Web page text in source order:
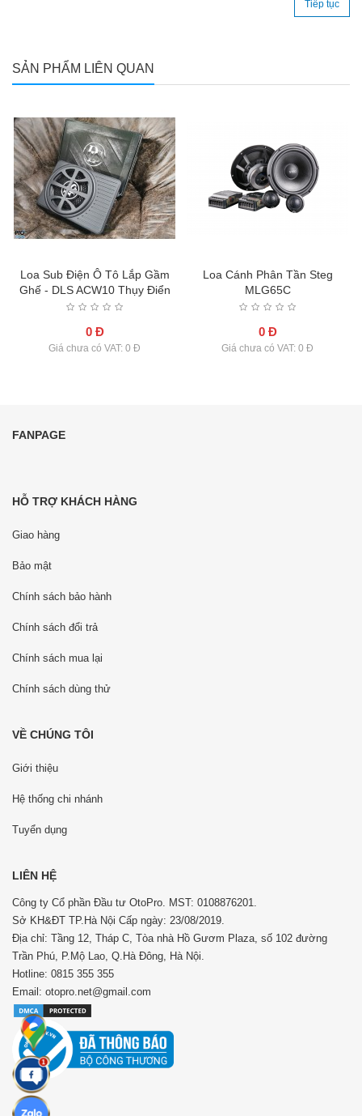
Tiếp tục
SẢN PHẨM LIÊN QUAN
Loa Sub Điện Ô Tô Lắp Gầm
Ghế - DLS ACW10 Thụy Điển
0 Đ
Giá chưa có VAT: 0 Đ
Loa Cánh Phân Tần Steg
MLG65C
0 Đ
Giá chưa có VAT: 0 Đ
FANPAGE
HỖ TRỢ KHÁCH HÀNG
Giao hàng
Bảo mật
Chính sách bảo hành
Chính sách đổi trả
Chính sách mua lại
Chính sách dùng thử
VỀ CHÚNG TÔI
Giới thiệu
Hệ thống chi nhánh
Tuyển dụng
LIÊN HỆ
Công ty Cổ phần Đầu tư OtoPro. MST: 0108876201.
Sở KH&ĐT TP.Hà Nội Cấp ngày: 23/08/2019.
Địa chỉ: Tầng 12, Tháp C, Tòa nhà Hồ Gươm Plaza, số 102 đường
Trần Phú, P.Mộ Lao, Q.Hà Đông, Hà Nội.
Hotline: 0815 355 355
Email: otopro.net@gmail.com